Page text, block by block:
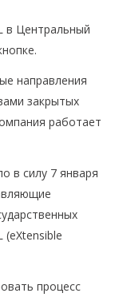
в Центральный
направления
закрытых
работает
в силу 7 января
процесс